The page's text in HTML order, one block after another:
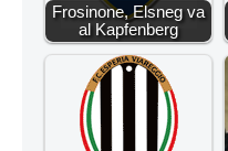
Frosinone, Elsneg va
al Kapfenberg